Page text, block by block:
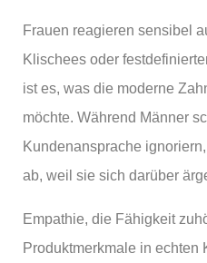
Frauen reagieren sensibel
Klischees oder
ist es, was die moderne
möchte. Während Männer
Kundenansprache
ab, weil sie sich darüber
Empathie, die Fähigkeit
Produktmerkmale in echten